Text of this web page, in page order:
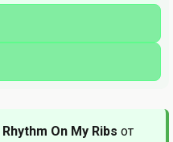
Rhythm On My Ribs от